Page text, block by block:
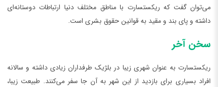
می‌توان گفت که ریکستسارت با مناطق مختلف دنیا ارتباطات دوستانه‌ای
داشته و پای بند و مقید به قوانین حقوق بشری است.
سخن آخر
ریکستسارت به عنوان شهری زیبا در بلژیک طرفداران زیادی داشته و سالانه
افراد بسیاری برای بازدید از این شهر به آن جا سفر می‌کنند. طبیعت زیبا،